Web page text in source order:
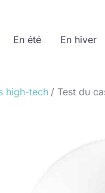
En été En hiver
high-tech Test du